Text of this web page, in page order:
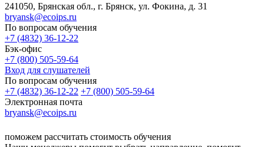
241050, Брянская обл., г. Брянск, ул. Фокина, д. 31
bryansk@ecoips.ru
По вопросам обучения
+7 (4832) 36-12-22
Бэк-офис
+7 (800) 505-59-64
Вход для слушателей
По вопросам обучения
+7 (4832) 36-12-22 +7 (800) 505-59-64
Электронная почта
bryansk@ecoips.ru
поможем рассчитать стоимость обучения